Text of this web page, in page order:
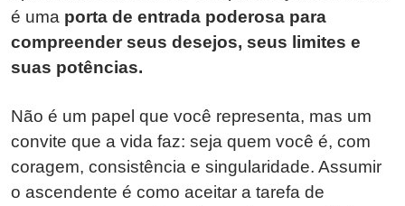
é uma porta de entrada poderosa para
compreender seus desejos, seus limites e
suas potências.
Não é um papel que você representa, mas um
convite que a vida faz: seja quem você é, com
coragem, consistência e singularidade. Assumir
o ascendente é como aceitar a tarefa de